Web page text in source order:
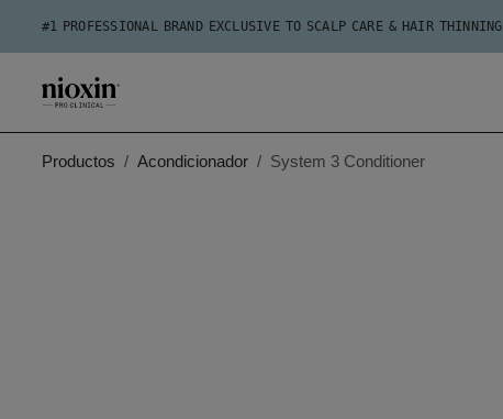
#1 PROFESSIONAL BRAND EXCLUSIVE TO SCALP CARE & HAIR THINNING
Productos Acondicionador System 3 Conditioner